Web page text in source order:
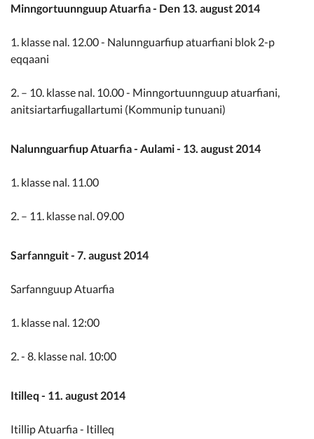
Minngortuunnguup Atuarfia - Den 13. august 2014
1. klasse nal. 12.00 - Nalunnguarfiup atuarfiani blok 2-p
eqqaani
2. – 10. klasse nal. 10.00 - Minngortuunnguup atuarfiani,
anitsiartarfiugallartumi (Kommunip tunuani)
Nalunnguarfiup Atuarfia - Aulami - 13. august 2014
1. klasse nal. 11.00
2. – 11. klasse nal. 09.00
Sarfannguit - 7. august 2014
Sarfannguup Atuarfia
1. klasse nal. 12:00
2. - 8. klasse nal. 10:00
Itilleq - 11. august 2014
Itillip Atuarfia - Itilleq